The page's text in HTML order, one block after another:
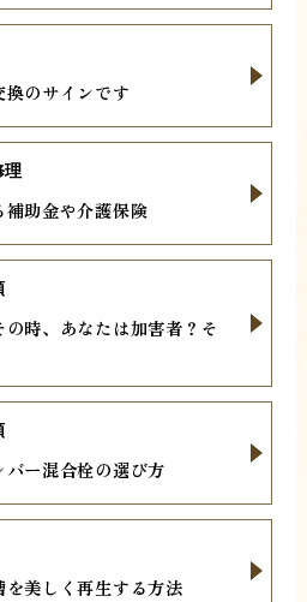
のサインです
助金や介護保険
理
時、あなたは加害者？そ
ー混合栓の選び方
美しく再生する方法